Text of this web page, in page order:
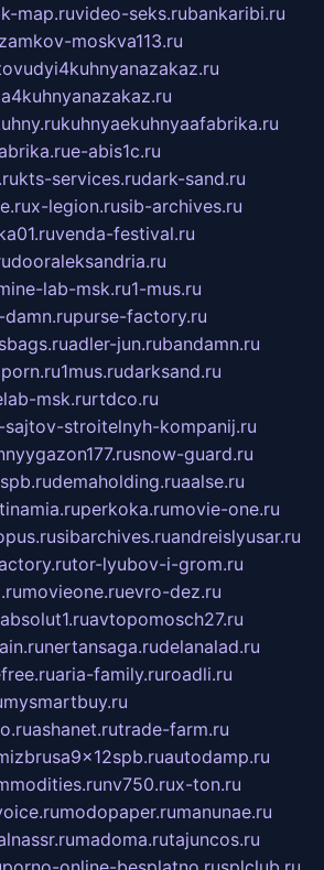
map.ruvideo-seks.rubankaribi.ru
moskva113.ru
kuhnyaekuhnyaafabrika.ru
e-abis1c.ru
kts-services.rudark-sand.ru
x-legion.rusib-archives.ru
venda-festival.ru
dooraleksandria.ru
lab-msk.ru1-mus.ru
damn.rupurse-factory.ru
adler-jun.rubandamn.ru
1mus.rudarksand.ru
msk.rurtdco.ru
stroitelnyh-kompanij.ru
snow-guard.ru
demaholding.ruaalse.ru
perkoka.rumovie-one.ru
sibarchives.ruandreislyusar.ru
tor-lyubov-i-grom.ru
movieone.ruevro-dez.ru
avtopomosch27.ru
nertansaga.rudelanalad.ru
aria-family.ruroadli.ru
mysmartbuy.ru
ashanet.rutrade-farm.ru
autodamp.ru
nv750.rux-ton.ru
modopaper.rumanunae.ru
madoma.rutajuncos.ru